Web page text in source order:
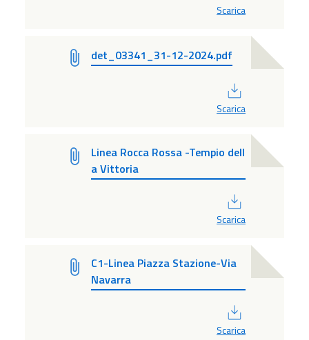
Scarica
det_03341_31-12-2024.pdf
Scarica
Linea Rocca Rossa -Tempio dell
a Vittoria
Scarica
C1-Linea Piazza Stazione-Via
Navarra
Scarica